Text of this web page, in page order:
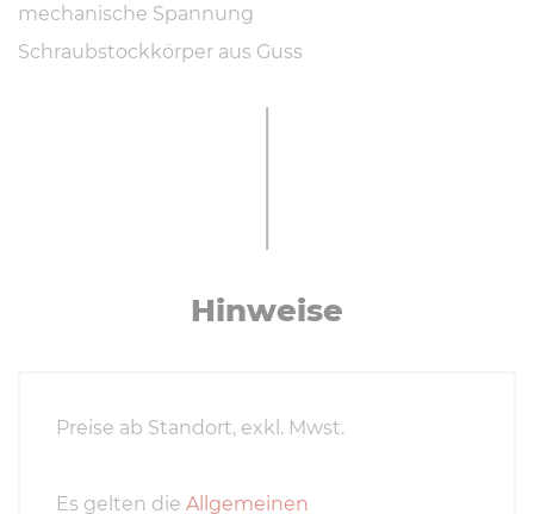
mechanische Spannung
Schraubstockkörper aus Guss
Hinweise
Preise ab Standort, exkl. Mwst.
Es gelten die Allgemeinen